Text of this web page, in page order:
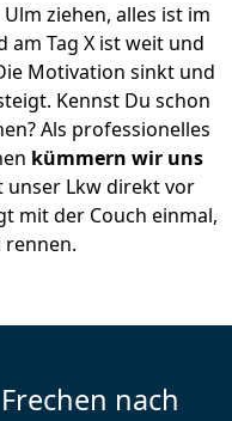
ziehen, alles ist im
Tag X ist weit und
Motivation sinkt und
Kennst Du schon
Als professionelles
kümmern wir uns
unser Lkw direkt vor
mit der Couch einmal,
rennen.
nach